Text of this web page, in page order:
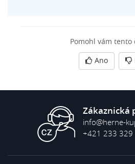
Pomohl vám tento
Ano
Zákaznická
info@herne-
+421 233 329